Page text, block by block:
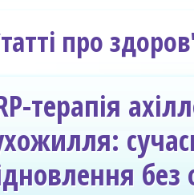
про
терапія
без